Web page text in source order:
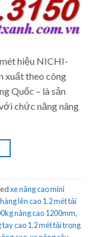
hiệu NICHI-
xuất theo công
Quốc – là sản
chức năng nâng
xe nâng cao mini
lên cao 1.2 mét tải
nâng cao 1200mm,
tay cao 1.2 mét tải trọng